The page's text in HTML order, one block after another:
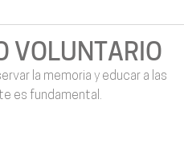
VOLUNTARIO
la memoria y educar a las
es fundamental.